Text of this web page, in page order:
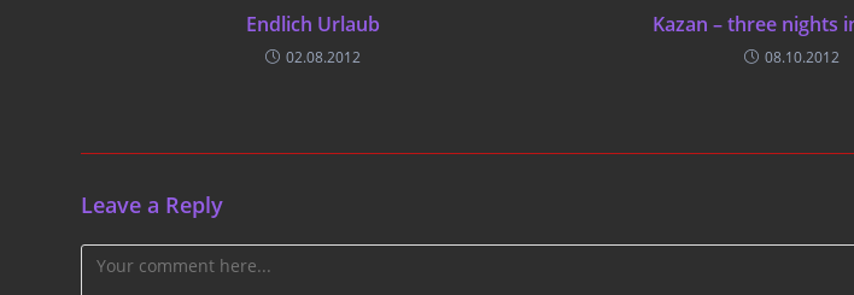
Endlich Urlaub
02.08.2012
Kazan – three nights
08.10.2012
Leave a Reply
Comment